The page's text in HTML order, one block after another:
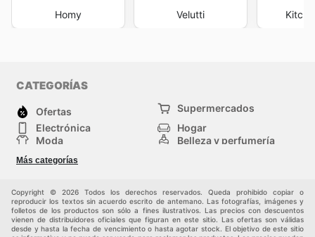
Homy Velutti
CATEGORÍAS
Ofertas
Supermercados
Electrónica
Hogar
Moda
Belleza y perfumería
Deporte
Más categorías
Copyright © 2026 Todos los derechos reservados. Queda prohibido copiar o
reproducir los textos sin acuerdo escrito de antemano. Las fotografías, imágenes y
folletos de los productos son sólo a fines ilustrativos. Las precios con descuentos
vienen de distribuidores oficiales que figuran en este sitio. Las ofertas son válidas
desde y hasta la fecha de vencimiento o hasta agotar stock. El objetivo de este sitio